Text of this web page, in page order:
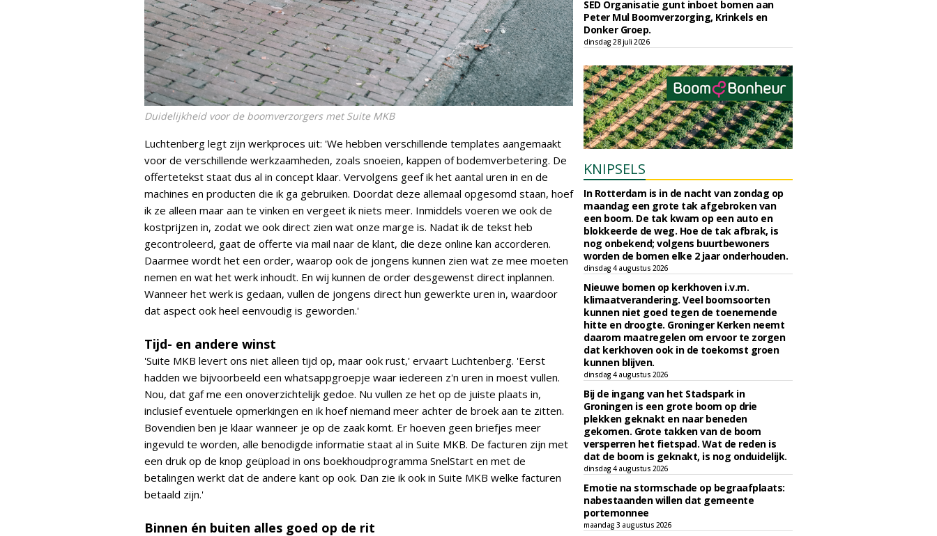
Duidelijkheid voor de boomverzorgers met Suite MKB
Luchtenberg legt zijn werkproces uit: 'We hebben verschillende templates aangemaakt
voor de verschillende werkzaamheden, zoals snoeien, kappen of bodemverbetering. De
offertetekst staat dus al in concept klaar. Vervolgens geef ik het aantal uren in en de
machines en producten die ik ga gebruiken. Doordat deze allemaal opgesomd staan, hoef
ik ze alleen maar aan te vinken en vergeet ik niets meer. Inmiddels voeren we ook de
kostprijzen in, zodat we ook direct zien wat onze marge is. Nadat ik de tekst heb
gecontroleerd, gaat de offerte via mail naar de klant, die deze online kan accorderen.
Daarmee wordt het een order, waarop ook de jongens kunnen zien wat ze mee moeten
nemen en wat het werk inhoudt. En wij kunnen de order desgewenst direct inplannen.
Wanneer het werk is gedaan, vullen de jongens direct hun gewerkte uren in, waardoor
dat aspect ook heel eenvoudig is geworden.'
Tijd- en andere winst
'Suite MKB levert ons niet alleen tijd op, maar ook rust,' ervaart Luchtenberg. 'Eerst
hadden we bijvoorbeeld een whatsappgroepje waar iedereen z'n uren in moest vullen.
Nou, dat gaf me een onoverzichtelijk gedoe. Nu vullen ze het op de juiste plaats in,
inclusief eventuele opmerkingen en ik hoef niemand meer achter de broek aan te zitten.
Bovendien ben je klaar wanneer je op de zaak komt. Er hoeven geen briefjes meer
ingevuld te worden, alle benodigde informatie staat al in Suite MKB. De facturen zijn met
een druk op de knop geüpload in ons boekhoudprogramma SnelStart en met de
betalingen werkt dat de andere kant op ook. Dan zie ik ook in Suite MKB welke facturen
betaald zijn.'
Binnen én buiten alles goed op de rit
SED Organisatie gunt inboet bomen aan
Peter Mul Boomverzorging, Krinkels en
Donker Groep.
dinsdag 28 juli 2026
KNIPSELS
In Rotterdam is in de nacht van zondag op
maandag een grote tak afgebroken van
een boom. De tak kwam op een auto en
blokkeerde de weg. Hoe de tak afbrak, is
nog onbekend; volgens buurtbewoners
worden de bomen elke 2 jaar onderhouden.
dinsdag 4 augustus 2026
Nieuwe bomen op kerkhoven i.v.m.
klimaatverandering. Veel boomsoorten
kunnen niet goed tegen de toenemende
hitte en droogte. Groninger Kerken neemt
daarom maatregelen om ervoor te zorgen
dat kerkhoven ook in de toekomst groen
kunnen blijven.
dinsdag 4 augustus 2026
Bij de ingang van het Stadspark in
Groningen is een grote boom op drie
plekken geknakt en naar beneden
gekomen. Grote takken van de boom
versperren het fietspad. Wat de reden is
dat de boom is geknakt, is nog onduidelijk.
dinsdag 4 augustus 2026
Emotie na stormschade op begraafplaats:
nabestaanden willen dat gemeente
portemonnee
maandag 3 augustus 2026